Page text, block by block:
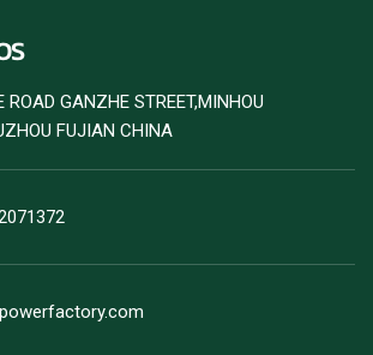
ROAD GANZHE STREET,MINHOU
FUJIAN CHINA